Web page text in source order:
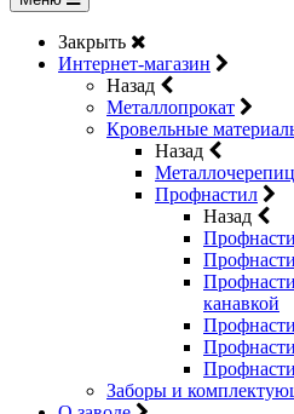
Закрыть
Интернет-магазин
Назад
Металлопрокат
Кровельные
Назад
Профнастил
Назад
канавкой
Заборы и